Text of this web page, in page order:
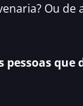
Ou de